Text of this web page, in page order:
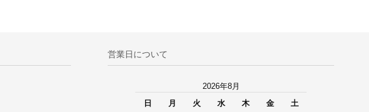
営業日について
2026年8月
日
月 火 水 木 金 土